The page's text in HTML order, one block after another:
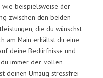
wie beispielsweise der
zwischen den beiden
die du wünschst.
am Main erhältst du eine
deine Bedürfnisse und
du immer den vollen
deinen Umzug stressfrei